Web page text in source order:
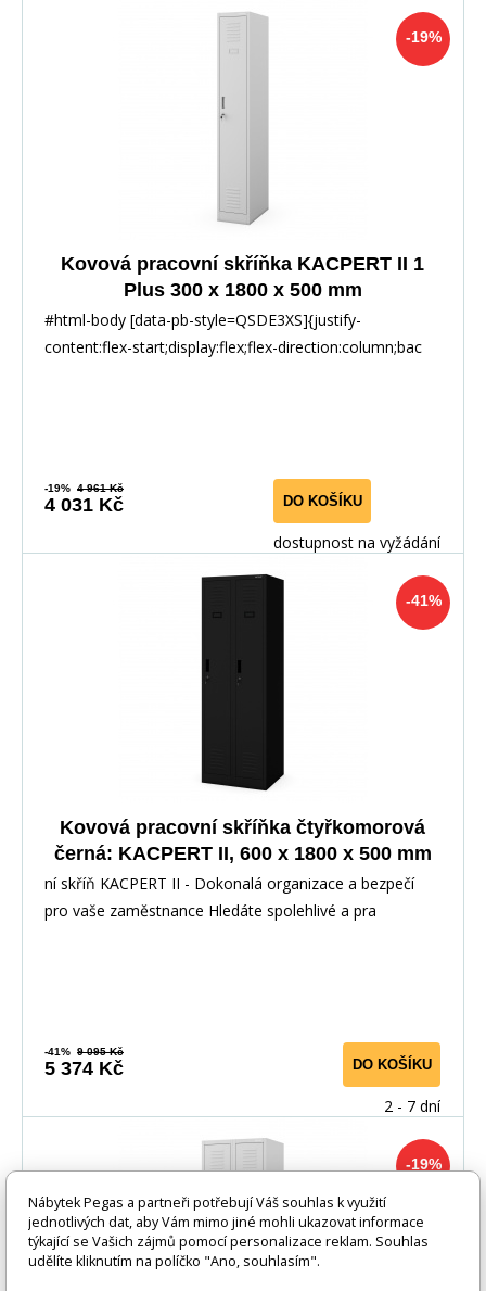
-19%
Kovová pracovní skříňka KACPERT II 1
Plus 300 x 1800 x 500 mm
#html-body [data-pb-style=QSDE3XS]{justify-
content:flex-start;display:flex;flex-direction:column;bac
-19% 4 961 Kč
4 031 Kč DO KOŠÍKU
dostupnost na vyžádání
-41%
Kovová pracovní skříňka čtyřkomorová
černá: KACPERT II, 600 x 1800 x 500 mm
ní skříň KACPERT II - Dokonalá organizace a bezpečí
pro vaše zaměstnance Hledáte spolehlivé a pra
-41% 9 095 Kč
5 374 Kč DO KOŠÍKU
2 - 7 dní
-19%
Nábytek Pegas a partneři potřebují Váš souhlas k využití
jednotlivých dat, aby Vám mimo jiné mohli ukazovat informace
týkající se Vašich zájmů pomocí personalizace reklam. Souhlas
udělíte kliknutím na políčko "Ano, souhlasím".